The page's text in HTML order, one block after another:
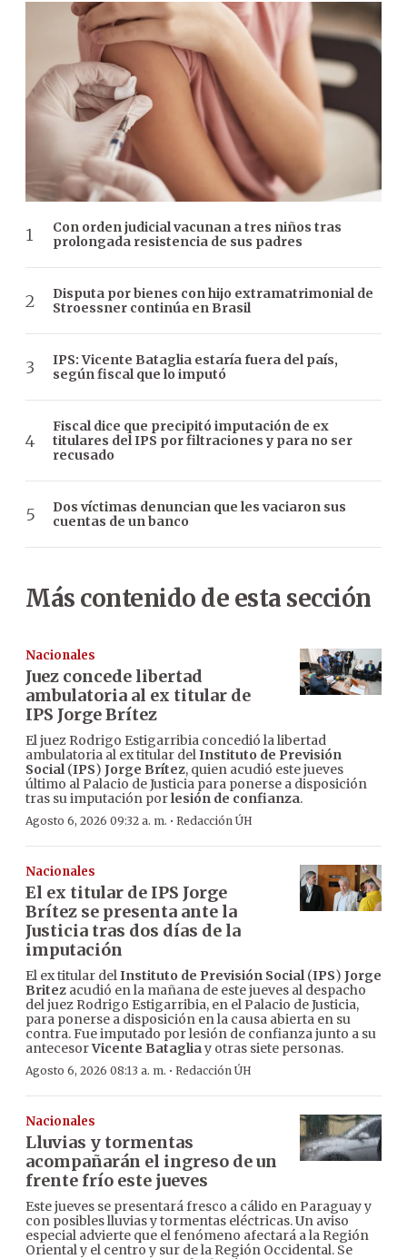
Con orden judicial vacunan a tres niños tras
prolongada resistencia de sus padres
Disputa por bienes con hijo extramatrimonial de
Stroessner continúa en Brasil
IPS: Vicente Bataglia estaría fuera del país,
según fiscal que lo imputó
Fiscal dice que precipitó imputación de ex
titulares del IPS por filtraciones y para no ser
recusado
Dos víctimas denuncian que les vaciaron sus
cuentas de un banco
Más contenido de esta sección
Nacionales
Juez concede libertad
ambulatoria al ex titular de
IPS Jorge Brítez
El juez Rodrigo Estigarribia concedió la libertad
ambulatoria al ex titular delInstituto de Previsión
Social(IPS) Jorge Brítez, quien acudió este jueves
último al Palacio de Justicia para ponerse a disposición
tras su imputación porlesión de confianza.
Agosto 6, 2026 09:32 a. m. · Redacción ÚH
Nacionales
El ex titular de IPS Jorge
Brítez se presenta ante la
Justicia tras dos días de la
imputación
El ex titular delInstituto de Previsión Social(IPS) Jorge
Britez acudió en la mañana de este jueves al despacho
del juez Rodrigo Estigarribia, en el Palacio de Justicia,
para ponerse a disposición en la causa abierta en su
contra. Fue imputado por lesión de confianza junto a su
antecesorVicente Batagliay otras siete personas.
Agosto 6, 2026 08:13 a. m. · Redacción ÚH
Nacionales
Lluvias y tormentas
acompañarán el ingreso de un
frente frío este jueves
Este jueves se presentará fresco a cálido en Paraguay y
con posibles lluvias y tormentas eléctricas. Un aviso
especial advierte que el fenómeno afectará a la Región
Oriental y el centro y sur de la Región Occidental. Se